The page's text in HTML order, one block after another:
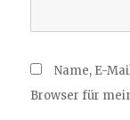
Name, E-
Browser für